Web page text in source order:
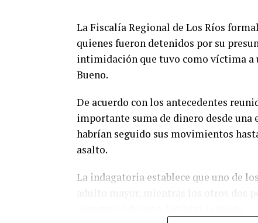
La Fiscalía Regional de Los Ríos
quienes fueron detenidos por su
intimidación que tuvo como víctima a
Bueno.
De acuerdo con los antecedentes
importante suma de dinero desde
habrían seguido sus movimientos
asalto.
La indagatoria establece que uno de